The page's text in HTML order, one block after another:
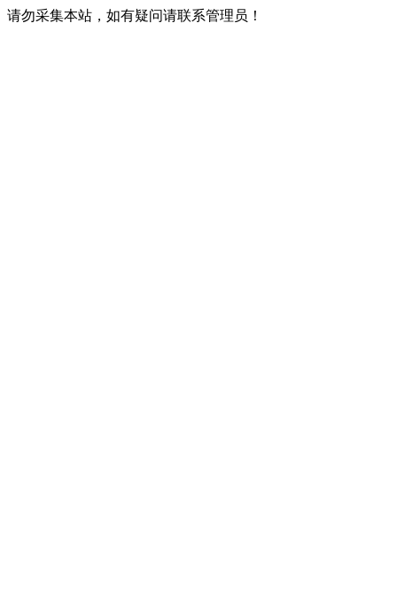
请勿采集本站，如有疑问请联系管理员！